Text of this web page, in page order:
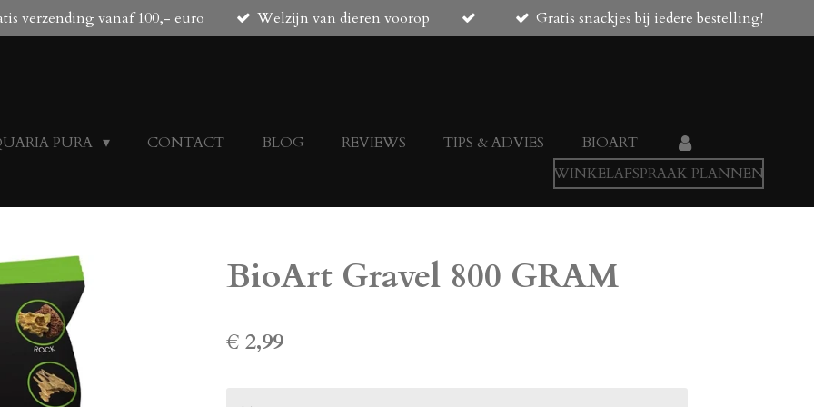
verzending vanaf 100,- euro Welzijn van dieren voorop Gratis snackjes bij iedere bestelling!
PURA CONTACT BLOG REVIEWS TIPS & ADVIES
BIOART
WINKELAFSPRAAK PLANNEN
BioArt Gravel 800 GRAM
€ 2,99